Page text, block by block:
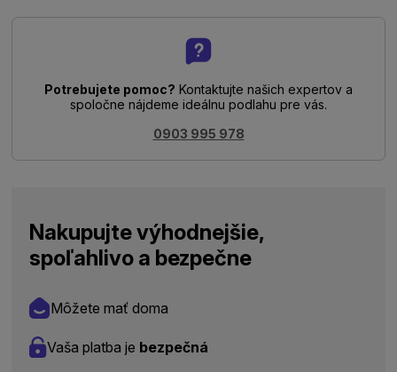
Potrebujete pomoc? Kontaktujte našich expertov a
spoločne nájdeme ideálnu podlahu pre vás.
0903 995 978
Nakupujte výhodnejšie,
spoľahlivo a bezpečne
Môžete mať doma
Vaša platba je bezpečná